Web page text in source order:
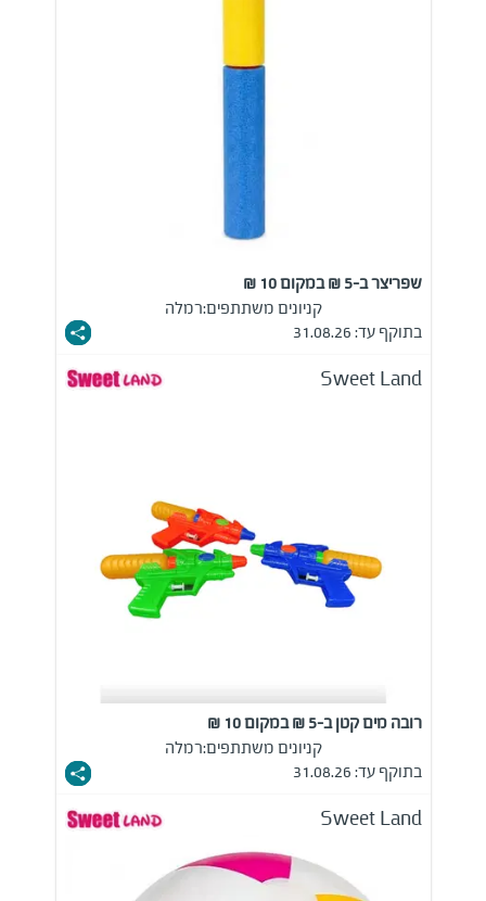
שפריצר ב-5 ₪ במקום 10 ₪
קניונים משתתפים:רמלה
בתוקף עד: 31.08.26
Sweet Land
רובה מים קטן ב-5 ₪ במקום 10 ₪
קניונים משתתפים:רמלה
בתוקף עד: 31.08.26
Sweet Land